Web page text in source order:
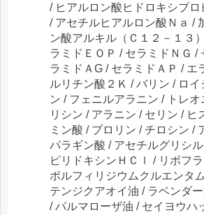
/ ヒアルロン酸ヒドロキシプロ
/ アセチルヒアルロン酸Ｎａ /
ン酸アルキル（Ｃ１２－１３
ラミドＥＯＰ / セラミドＮＧ /
ラミドＡG / セラミドＡＰ / エ
ルリチン酸２Ｋ / バリン / ロ
ン / フェニルアラニン / トレ
リシン / アラニン / セリン / ヒ
ミン酸 / プロリン / チロシン /
パラギン酸 / アセチルグリシ
ピリドキシンＨＣｌ / リボフ
ポルフィリジウムクルエンタ
テンジクアオイ油 / ラベンダ
/ パルマローザ油 / セイヨウハ